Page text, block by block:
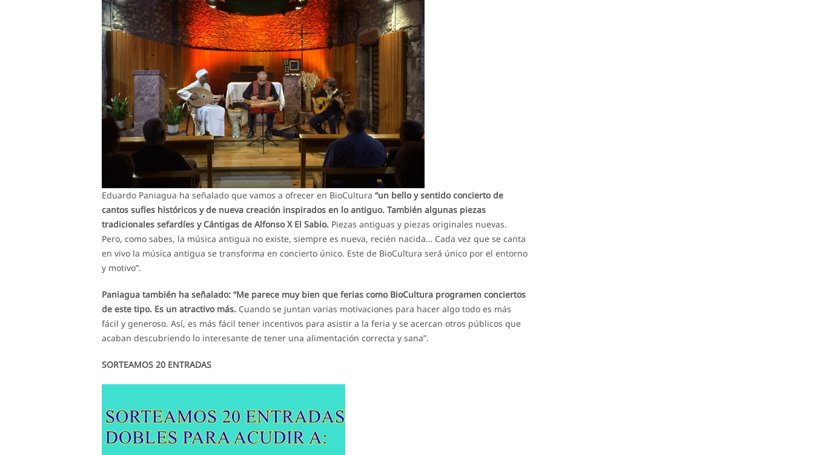
Eduardo Paniagua ha señalado que vamos a ofrecer en BioCultura “un bello y sentido concierto de
cantos sufíes históricos y de nueva creación inspirados en lo antiguo. También algunas piezas
tradicionales sefardíes y Cántigas de Alfonso X El Sabio. Piezas antiguas y piezas originales nuevas.
Pero, como sabes, la música antigua no existe, siempre es nueva, recién nacida… Cada vez que se canta
en vivo la música antigua se transforma en concierto único. Este de BioCultura será único por el entorno
y motivo”.
Paniagua también ha señalado: “Me parece muy bien que ferias como BioCultura programen conciertos
de este tipo. Es un atractivo más. Cuando se juntan varias motivaciones para hacer algo todo es más
fácil y generoso. Así, es más fácil tener incentivos para asistir a la feria y se acercan otros públicos que
acaban descubriendo lo interesante de tener una alimentación correcta y sana”.
SORTEAMOS 20 ENTRADAS